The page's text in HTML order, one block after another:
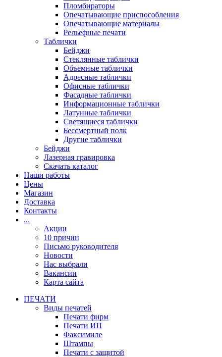
Пломбираторы
Опечатывающие приспособления
Опечатывающие материалы
Рельефные печати
Таблички
Бейджи
Стеклянные таблички
Объемные таблички
Адресные таблички
Офисные таблички
Фасадные таблички
Информационные таблички
Латунные таблички
Светящиеся таблички
Бессмертный полк
Другие таблички
Бейджи
Лазерная гравировка
Скачать каталог
Наши работы
Цены
Магазин
Доставка
Контакты
...
Акции
10 причин
Письмо руководителя
Новости
Нас выбрали
Вакансии
Карта сайта
ПЕЧАТИ
Виды печатей
Печати фирм
Печати ИП
Факсимиле
Штампы
Печати с защитой